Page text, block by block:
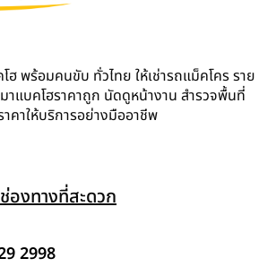
ฮ พร้อมคนขับ ทั่วไทย ให้เช่ารถแม็คโคร ราย
มาแบคโฮราคาถูก นัดดูหน้างาน สำรวจพื้นที่
าคาให้บริการอย่างมืออาชีพ
องทางที่สะดวก
2998